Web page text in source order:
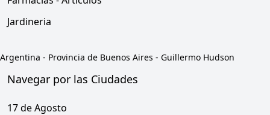
Jardineria
Argentina - Provincia de Buenos Aires - Guillermo Hudson
Navegar por las Ciudades
17 de Agosto